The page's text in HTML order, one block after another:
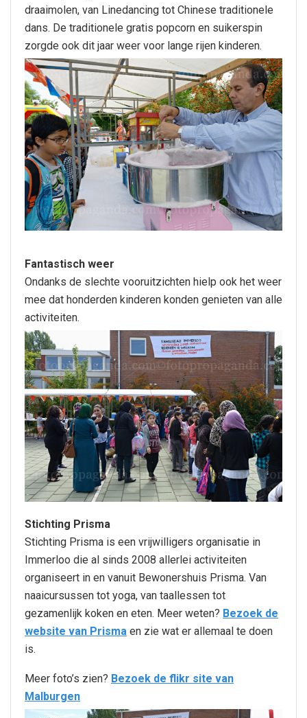
draaimolen, van Linedancing tot Chinese traditionele
dans. De traditionele gratis popcorn en suikerspin
zorgde ook dit jaar weer voor lange rijen kinderen.
Fantastisch weer
Ondanks de slechte vooruitzichten hielp ook het weer
mee dat honderden kinderen konden genieten van alle
activiteiten.
Stichting Prisma
Stichting Prisma is een vrijwilligers organisatie in
Immerloo die al sinds 2008 allerlei activiteiten
organiseert in en vanuit Bewonershuis Prisma. Van
naaicursussen tot yoga, van taallessen tot
gezamenlijk koken en eten. Meer weten? Bezoek de
website van Prisma en zie wat er allemaal te doen
is.
Meer foto’s zien? Bezoek de flikr site van
Malburgen